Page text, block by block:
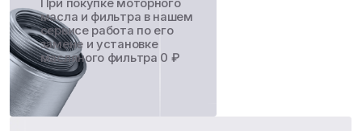
Получить 1000 ₽